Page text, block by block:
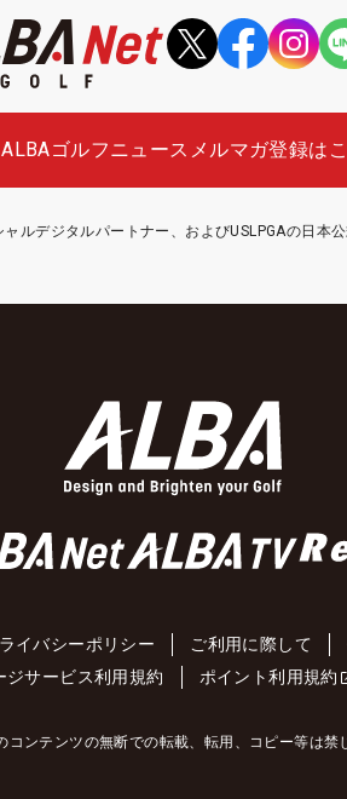
ALBAゴルフニュース メルマガ登録は
ルデジタルパートナー、およびUSLPGAの日本
イバシーポリシー ご利用に際して
ジサービス利用規約 ポイント利用規約
コンテンツの無断での転載、転用、コピー等は